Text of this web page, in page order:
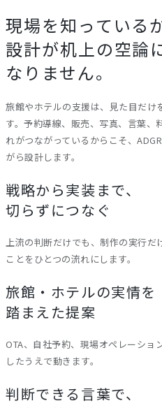
現場を知っている
設計が机上の空論
なりません。
旅館やホテルの支援は、見た目だけ
す。予約導線、販売、写真、言葉、
れがつながっているからこそ、
がら設計します。
戦略から実装まで、
切らずにつなぐ
上流の判断だけでも、制作の実行
ことをひとつの流れにします。
旅館・ホテルの実情を
踏まえた提案
OTA、自社予約、現場オペレーショ
したうえで動きます。
判断できる言葉で、